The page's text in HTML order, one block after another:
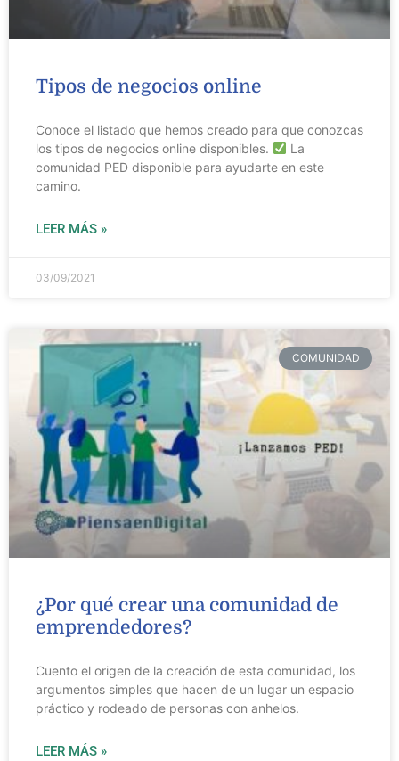
Tipos de negocios online
Conoce el listado que hemos creado para que conozcas
los tipos de negocios online disponibles.
La
comunidad PED disponible para ayudarte en este
camino.
LEER MÁS »
03/09/2021
COMUNIDAD
¿Por qué crear una comunidad de
emprendedores?
Cuento el origen de la creación de esta comunidad, los
argumentos simples que hacen de un lugar un espacio
práctico y rodeado de personas con anhelos.
LEER MÁS »